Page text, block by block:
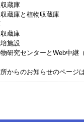
蔵庫
庫と植物収蔵庫
蔵庫
施設
センターとWeb中継（
からのお知らせのページ